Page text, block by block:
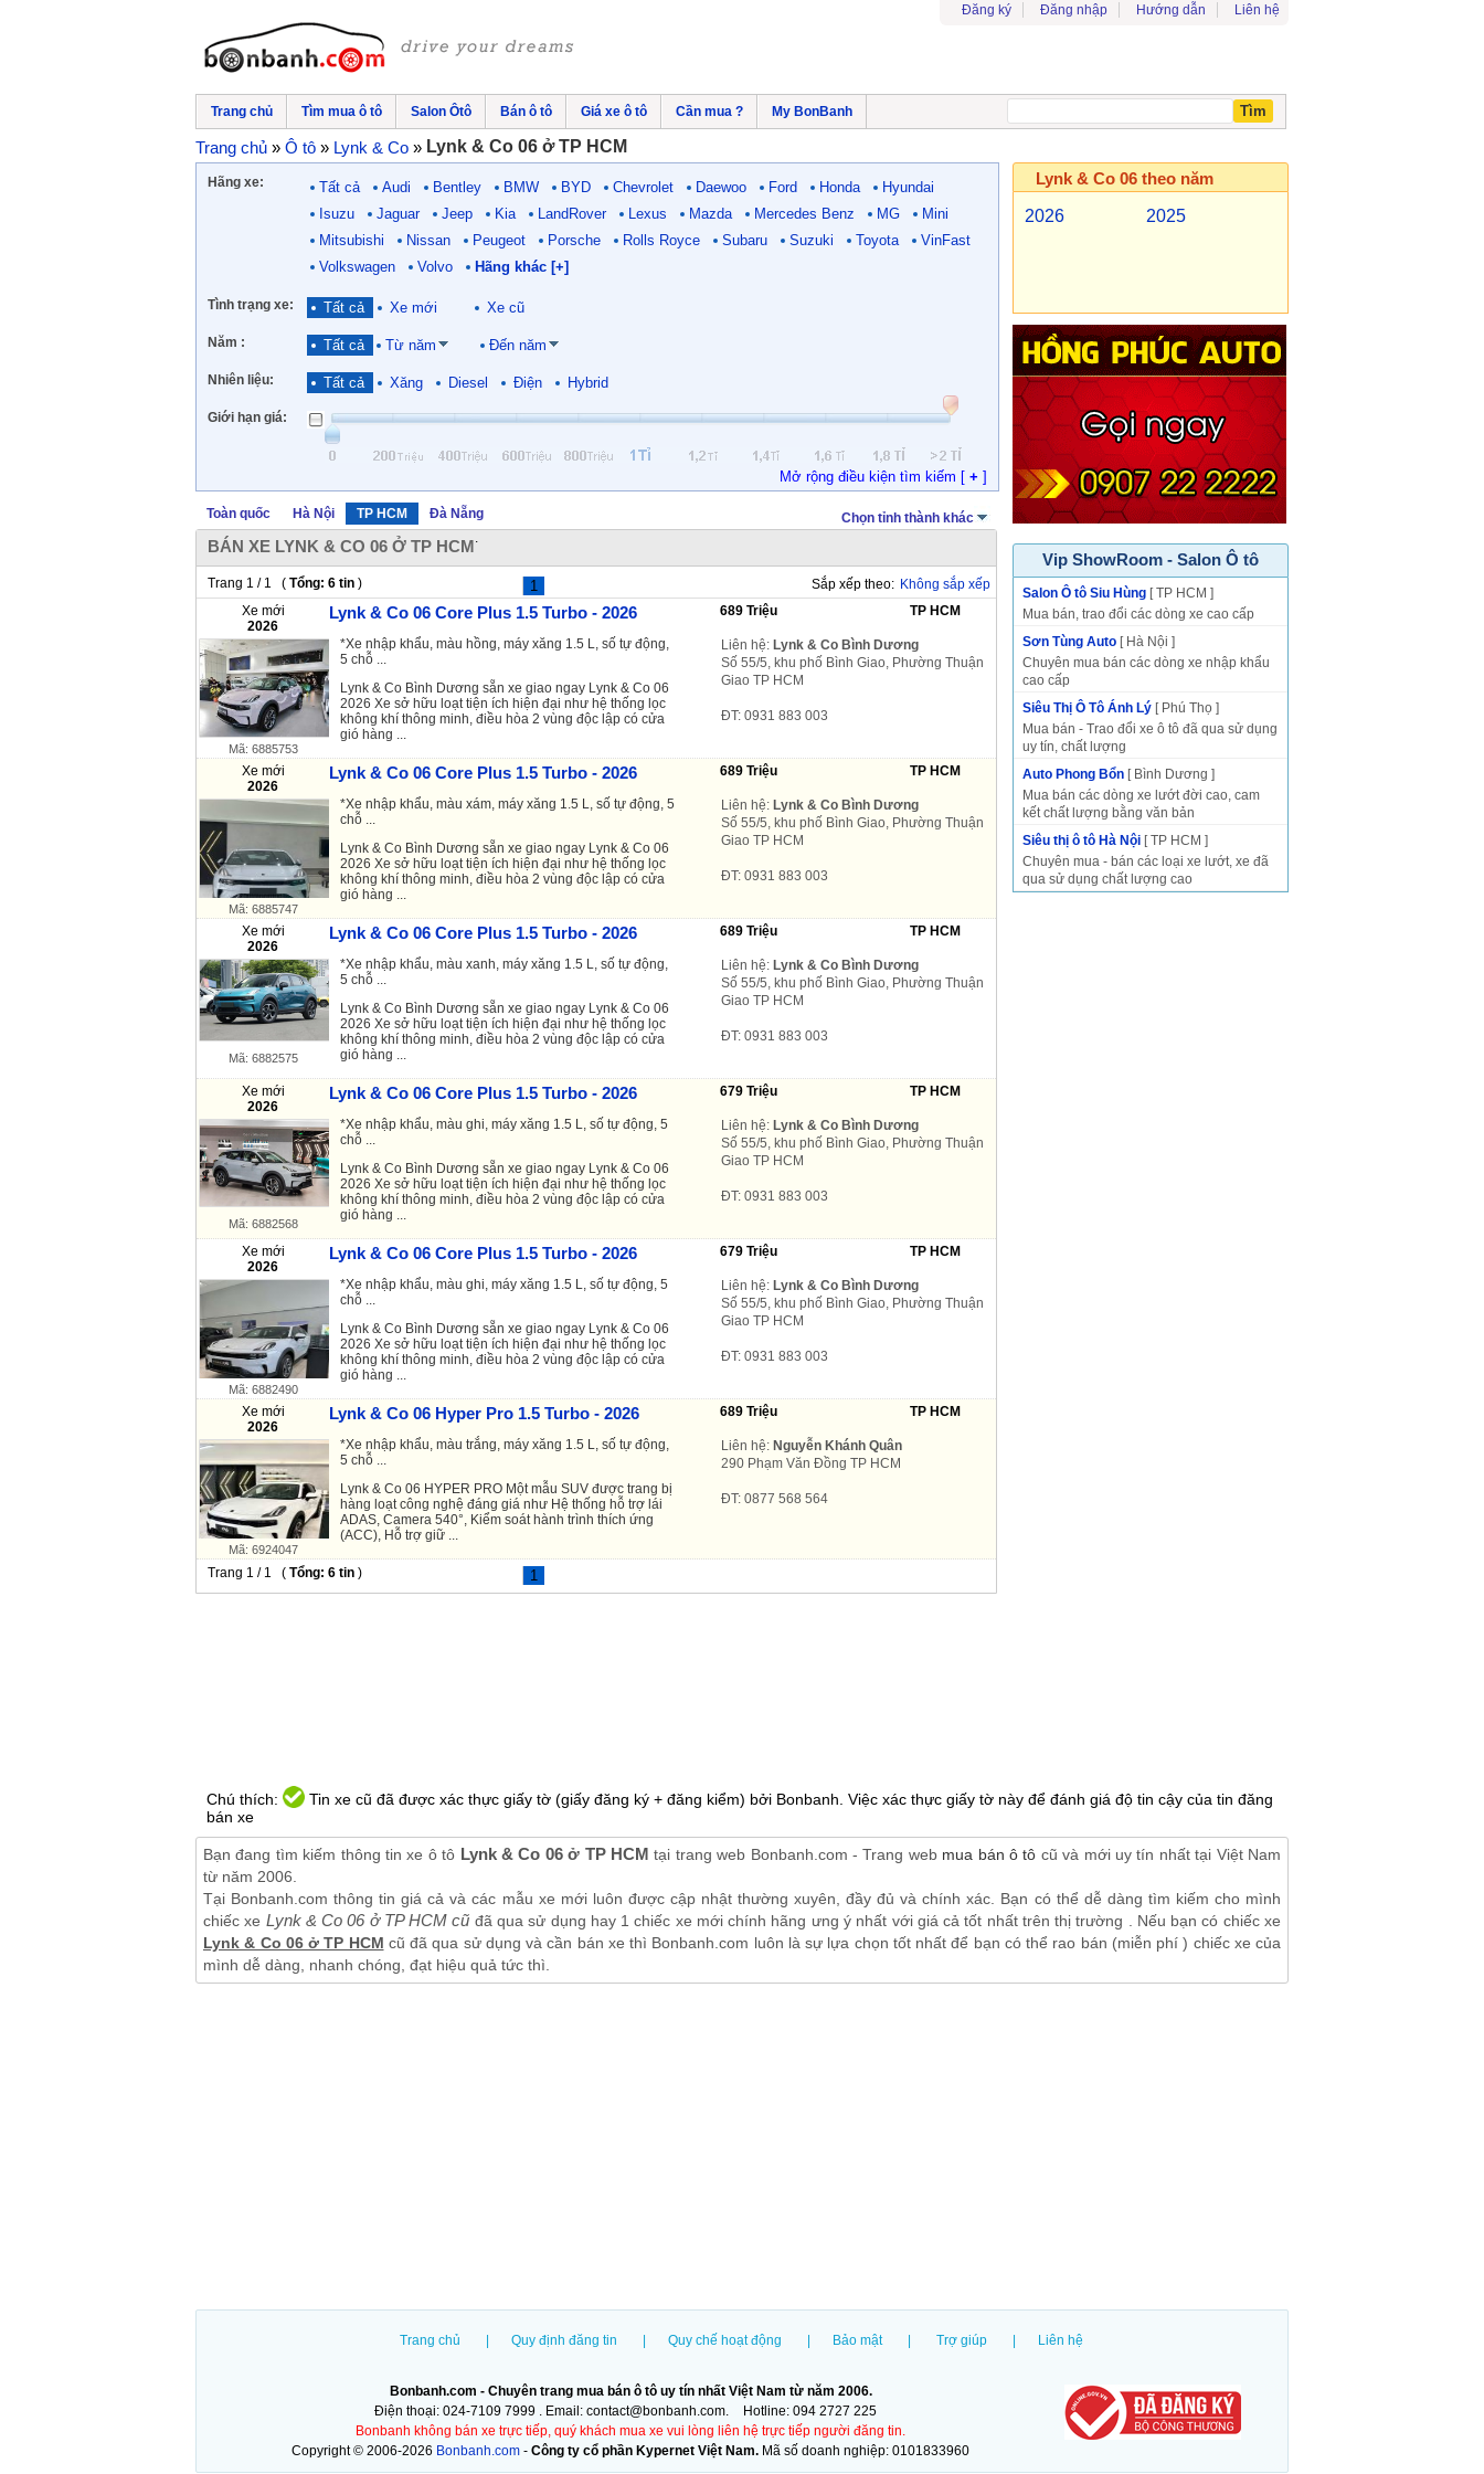
Đăng ký Đăng nhập Hướng dẫn Liên hệ
Trang chủ Tìm mua ô tô Salon Ôtô Bán ô tô Giá xe ô tô Cần mua ? My BonBanh
Trang chủ » Ô tô » Lynk & Co » Lynk & Co 06 ở TP HCM
Hãng xe: Tất cả Audi Bentley BMW BYD Chevrolet Daewoo Ford Honda
Hyundai
Isuzu
Jaguar Jeep Kia LandRover Lexus Mazda Mercedes Benz MG
Mini
Mitsubishi
Nissan Peugeot Porsche Rolls Royce Subaru Suzuki Toyota
VinFast
Volkswagen
Volvo Hãng khác [+]
Tình trạng xe: Tất cả Xe mới Xe cũ
Năm : Tất cả Từ năm Đến năm
Nhiên liệu: Tất cả Xăng Diesel Điện Hybrid
Giới hạn giá:
Mở rộng điều kiện tìm kiếm [ + ]
Toàn quốc Hà Nội TP HCM Đà Nẵng Chọn tỉnh thành khác
BÁN XE LYNK & CO 06 Ở TP HCM
Trang 1 / 1 ( Tổng: 6 tin ) 1 Sắp xếp theo: Không sắp xếp
Xe mới
2026
Lynk & Co 06 Core Plus 1.5 Turbo - 2026 689 Triệu TP HCM
Mã: 6885753
*Xe nhập khẩu, màu hồng, máy xăng 1.5 L, số tự động,
5 chỗ ...
Lynk & Co Bình Dương sẵn xe giao ngay Lynk & Co 06
2026 Xe sở hữu loạt tiện ích hiện đại như hệ thống lọc
không khí thông minh, điều hòa 2 vùng độc lập có cửa
gió hàng ...
Liên hệ: Lynk & Co Bình Dương
Số 55/5, khu phố Bình Giao, Phường Thuận
Giao TP HCM
ĐT: 0931 883 003
Xe mới
2026
Lynk & Co 06 Core Plus 1.5 Turbo - 2026 689 Triệu TP HCM
Mã: 6885747
*Xe nhập khẩu, màu xám, máy xăng 1.5 L, số tự động, 5
chỗ ...
Lynk & Co Bình Dương sẵn xe giao ngay Lynk & Co 06
2026 Xe sở hữu loạt tiện ích hiện đại như hệ thống lọc
không khí thông minh, điều hòa 2 vùng độc lập có cửa
gió hàng ...
Liên hệ: Lynk & Co Bình Dương
Số 55/5, khu phố Bình Giao, Phường Thuận
Giao TP HCM
ĐT: 0931 883 003
Xe mới
2026
Lynk & Co 06 Core Plus 1.5 Turbo - 2026 689 Triệu TP HCM
Mã: 6882575
*Xe nhập khẩu, màu xanh, máy xăng 1.5 L, số tự động,
5 chỗ ...
Lynk & Co Bình Dương sẵn xe giao ngay Lynk & Co 06
2026 Xe sở hữu loạt tiện ích hiện đại như hệ thống lọc
không khí thông minh, điều hòa 2 vùng độc lập có cửa
gió hàng ...
Liên hệ: Lynk & Co Bình Dương
Số 55/5, khu phố Bình Giao, Phường Thuận
Giao TP HCM
ĐT: 0931 883 003
Xe mới
2026
Lynk & Co 06 Core Plus 1.5 Turbo - 2026 679 Triệu TP HCM
Mã: 6882568
*Xe nhập khẩu, màu ghi, máy xăng 1.5 L, số tự động, 5
chỗ ...
Lynk & Co Bình Dương sẵn xe giao ngay Lynk & Co 06
2026 Xe sở hữu loạt tiện ích hiện đại như hệ thống lọc
không khí thông minh, điều hòa 2 vùng độc lập có cửa
gió hàng ...
Liên hệ: Lynk & Co Bình Dương
Số 55/5, khu phố Bình Giao, Phường Thuận
Giao TP HCM
ĐT: 0931 883 003
Xe mới
2026
Lynk & Co 06 Core Plus 1.5 Turbo - 2026 679 Triệu TP HCM
Mã: 6882490
*Xe nhập khẩu, màu ghi, máy xăng 1.5 L, số tự động, 5
chỗ ...
Lynk & Co Bình Dương sẵn xe giao ngay Lynk & Co 06
2026 Xe sở hữu loạt tiện ích hiện đại như hệ thống lọc
không khí thông minh, điều hòa 2 vùng độc lập có cửa
gió hàng ...
Liên hệ: Lynk & Co Bình Dương
Số 55/5, khu phố Bình Giao, Phường Thuận
Giao TP HCM
ĐT: 0931 883 003
Xe mới
2026
Lynk & Co 06 Hyper Pro 1.5 Turbo - 2026 689 Triệu TP HCM
Mã: 6924047
*Xe nhập khẩu, màu trắng, máy xăng 1.5 L, số tự động,
5 chỗ ...
Lynk & Co 06 HYPER PRO Một mẫu SUV được trang bị
hàng loạt công nghệ đáng giá như Hệ thống hỗ trợ lái
ADAS, Camera 540°, Kiểm soát hành trình thích ứng
(ACC), Hỗ trợ giữ ...
Liên hệ: Nguyễn Khánh Quân
290 Phạm Văn Đồng TP HCM
ĐT: 0877 568 564
Trang 1 / 1 ( Tổng: 6 tin ) 1
Chú thích:
Tin xe cũ đã được xác thực giấy tờ (giấy đăng ký + đăng kiểm) bởi Bonbanh. Việc xác thực giấy tờ này để đánh giá độ tin cậy của tin đăng
bán xe
Bạn đang tìm kiếm thông tin xe ô tô Lynk & Co 06 ở TP HCM tại trang web Bonbanh.com - Trang web mua bán ô tô cũ và mới uy tín nhất tại Việt Nam
từ năm 2006.
Tại Bonbanh.com thông tin giá cả và các mẫu xe mới luôn được cập nhật thường xuyên, đầy đủ và chính xác. Bạn có thể dễ dàng tìm kiếm cho mình
chiếc xe Lynk & Co 06 ở TP HCM cũ đã qua sử dụng hay 1 chiếc xe mới chính hãng ưng ý nhất với giá cả tốt nhất trên thị trường . Nếu bạn có chiếc xe
Lynk & Co 06 ở TP HCM cũ đã qua sử dụng và cần bán xe thì Bonbanh.com luôn là sự lựa chọn tốt nhất để bạn có thể rao bán (miễn phí ) chiếc xe của
mình dễ dàng, nhanh chóng, đạt hiệu quả tức thì.
Lynk & Co 06 theo năm
2026
2025
Vip ShowRoom - Salon Ô tô
Salon Ô tô Siu Hùng [ TP HCM ]
Mua bán, trao đổi các dòng xe cao cấp
Sơn Tùng Auto [ Hà Nội ]
Chuyên mua bán các dòng xe nhập khẩu
cao cấp
Siêu Thị Ô Tô Ánh Lý [ Phú Thọ ]
Mua bán - Trao đổi xe ô tô đã qua sử dụng
uy tín, chất lượng
Auto Phong Bổn [ Bình Dương ]
Mua bán các dòng xe lướt đời cao, cam
kết chất lượng bằng văn bản
Siêu thị ô tô Hà Nội [ TP HCM ]
Chuyên mua - bán các loại xe lướt, xe đã
qua sử dụng chất lượng cao
Trang chủ | Quy định đăng tin | Quy chế hoạt động | Bảo mật | Trợ giúp | Liên hệ
Bonbanh.com - Chuyên trang mua bán ô tô uy tín nhất Việt Nam từ năm 2006.
Điện thoại: 024-7109 7999 . Email: contact@bonbanh.com. Hotline: 094 2727 225
Bonbanh không bán xe trực tiếp, quý khách mua xe vui lòng liên hệ trực tiếp người đăng tin.
Copyright © 2006-2026 Bonbanh.com - Công ty cổ phần Kypernet Việt Nam. Mã số doanh nghiệp: 0101833960